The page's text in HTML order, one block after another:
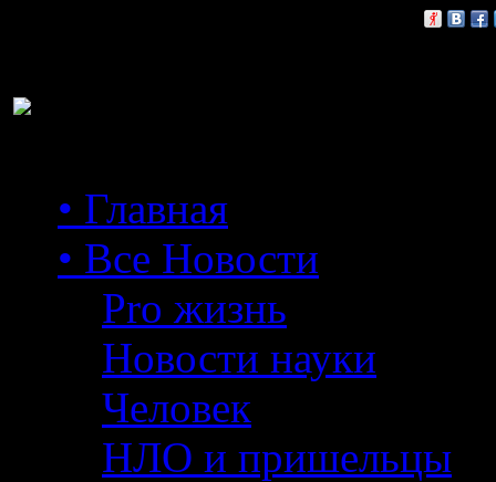
• Главная
• Все Новости
Pro жизнь
Новости науки
Человек
НЛО и пришельцы